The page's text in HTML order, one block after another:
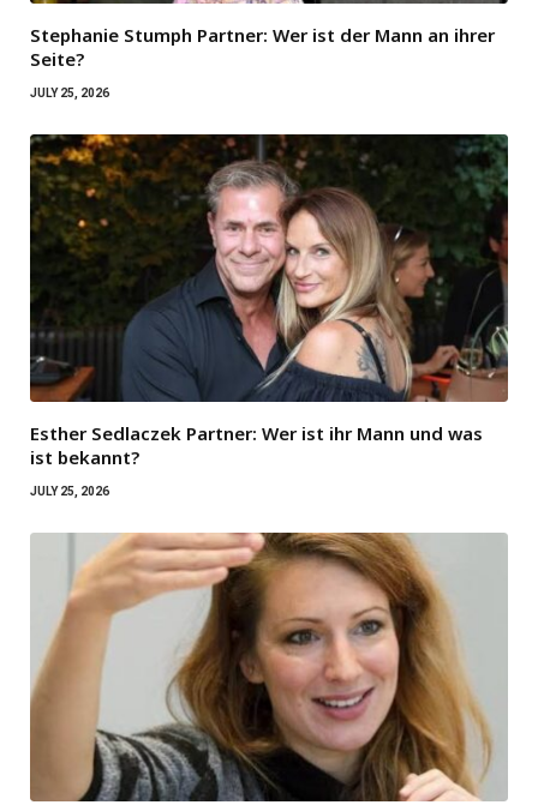
Stephanie Stumph Partner: Wer ist der Mann an ihrer
Seite?
JULY 25, 2026
Esther Sedlaczek Partner: Wer ist ihr Mann und was
ist bekannt?
JULY 25, 2026